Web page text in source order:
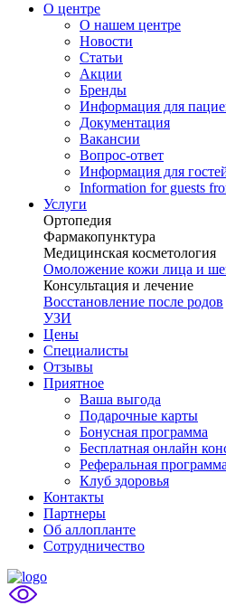
О центре
О нашем центре
Новости
Статьи
Акции
Бренды
Информация для
Документация
Вакансии
Вопрос-ответ
Информация для
Information for guests
Услуги
Ортопедия
Фармакопунктура
Медицинская косметология
Омоложение кожи лица и
Консультация и лечение
Восстановление после родов
УЗИ
Цены
Специалисты
Отзывы
Приятное
Ваша выгода
Подарочные карты
Бонусная программа
Бесплатная онлайн
Реферальная программа
Клуб здоровья
Контакты
Партнеры
Об аллопланте
Сотрудничество